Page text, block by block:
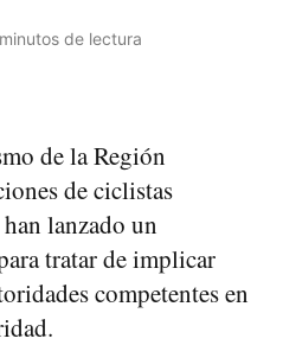
de lectura
de la Región
de ciclistas
lanzado un
tratar de implicar
competentes en